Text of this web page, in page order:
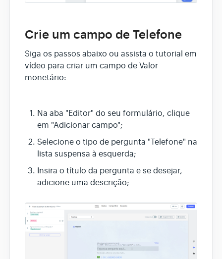
Crie um campo de Telefone
Siga os passos abaixo ou assista o tutorial em
vídeo para criar um campo de Valor
monetário:
Na aba "Editor" do seu formulário, clique
em "Adicionar campo";
Selecione o tipo de pergunta "Telefone" na
lista suspensa à esquerda;
Insira o título da pergunta e se desejar,
adicione uma descrição;